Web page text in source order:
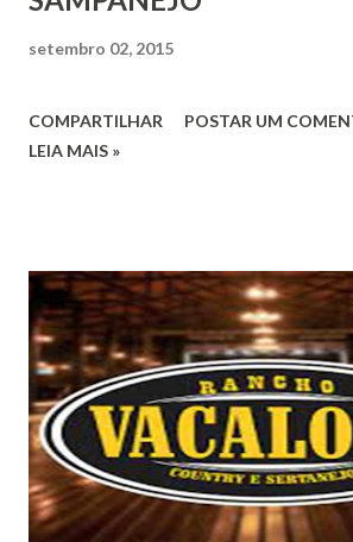
setembro 02, 2015
COMPARTILHAR
POSTAR UM
LEIA MAIS »